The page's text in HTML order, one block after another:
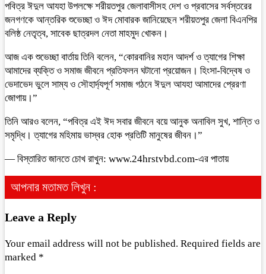
পবিত্র ঈদুল আযহা উপলক্ষে শরীয়তপুর জেলাবাসীসহ দেশ ও প্রবাসের সর্বস্তরের
জনগণকে আন্তরিক শুভেচ্ছা ও ঈদ মোবারক জানিয়েছেন শরীয়তপুর জেলা বিএনপির
বলিষ্ঠ নেতৃত্ব, সাবেক ছাত্রদল নেতা মাহমুদ খোকন।
আজ এক শুভেচ্ছা বার্তায় তিনি বলেন, “কোরবানির মহান আদর্শ ও ত্যাগের শিক্ষা
আমাদের ব্যক্তি ও সমাজ জীবনে প্রতিফলন ঘটানো প্রয়োজন। হিংসা-বিদ্বেষ ও
ভেদাভেদ ভুলে সাম্য ও সৌহার্দ্যপূর্ণ সমাজ গঠনে ঈদুল আযহা আমাদের প্রেরণা
জোগায়।”
তিনি আরও বলেন, “পবিত্র এই ঈদ সবার জীবনে বয়ে আনুক অনাবিল সুখ, শান্তি ও
সমৃদ্ধি। ত্যাগের মহিমায় ভাস্বর হোক প্রতিটি মানুষের জীবন।”
— বিস্তারিত জানতে চোখ রাখুন: www.24hrstvbd.com-এর পাতায়
আপনার মতামত লিখুন :
Leave a Reply
Your email address will not be published. Required fields are
marked *